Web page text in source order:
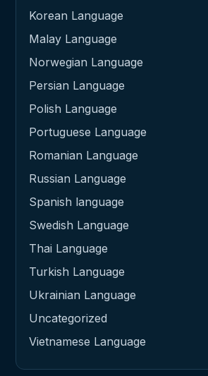
Korean Language
Malay Language
Norwegian Language
Persian Language
Polish Language
Portuguese Language
Romanian Language
Russian Language
Spanish language
Swedish Language
Thai Language
Turkish Language
Ukrainian Language
Uncategorized
Vietnamese Language